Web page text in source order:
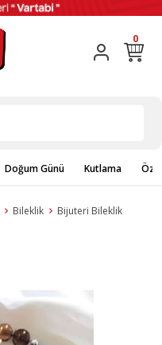
0
Doğum Günü Kutlama
Bileklik Bijuteri Bileklik